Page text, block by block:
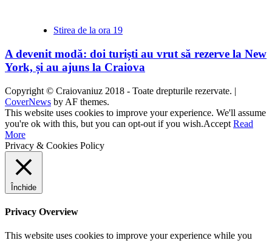
Stirea de la ora 19
A devenit modă: doi turiști au vrut să rezerve la New
York, și au ajuns la Craiova
Copyright © Craiovaniuz 2018 - Toate drepturile rezervate. |
CoverNews by AF themes.
This website uses cookies to improve your experience. We'll assume
you're ok with this, but you can opt-out if you wish.Accept Read
More
Privacy & Cookies Policy
Închide
Privacy Overview
This website uses cookies to improve your experience while you